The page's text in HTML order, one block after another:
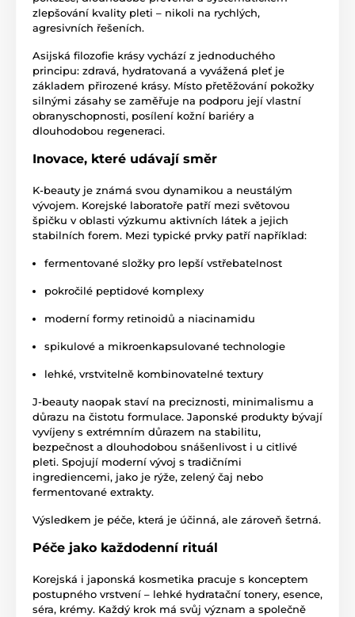
zlepšování kvality pleti – nikoli na rychlých,
agresivních řešeních.
Asijská filozofie krásy vychází z jednoduchého
principu: zdravá, hydratovaná a vyvážená pleť je
základem přirozené krásy. Místo přetěžování pokožky
silnými zásahy se zaměřuje na podporu její vlastní
obranyschopnosti, posílení kožní bariéry a
dlouhodobou regeneraci.
Inovace, které udávají směr
K-beauty je známá svou dynamikou a neustálým
vývojem. Korejské laboratoře patří mezi světovou
špičku v oblasti výzkumu aktivních látek a jejich
stabilních forem. Mezi typické prvky patří například:
fermentované složky pro lepší vstřebatelnost
pokročilé peptidové komplexy
moderní formy retinoidů a niacinamidu
spikulové a mikroenkapsulované technologie
lehké, vrstvitelně kombinovatelné textury
J-beauty naopak staví na preciznosti, minimalismu a
důrazu na čistotu formulace. Japonské produkty bývají
vyvíjeny s extrémním důrazem na stabilitu,
bezpečnost a dlouhodobou snášenlivost i u citlivé
pleti. Spojují moderní vývoj s tradičními
ingrediencemi, jako je rýže, zelený čaj nebo
fermentované extrakty.
Výsledkem je péče, která je účinná, ale zároveň šetrná.
Péče jako každodenní rituál
Korejská i japonská kosmetika pracuje s konceptem
postupného vrstvení – lehké hydratační tonery, esence,
séra, krémy. Každý krok má svůj význam a společně